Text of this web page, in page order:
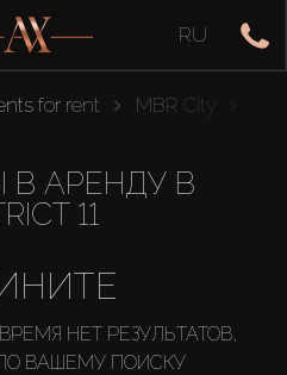
RU
for rent MBR City
В АРЕНДУ В
11
НЕТ РЕЗУЛЬТАТОВ,
ВАШЕМУ ПОИСКУ